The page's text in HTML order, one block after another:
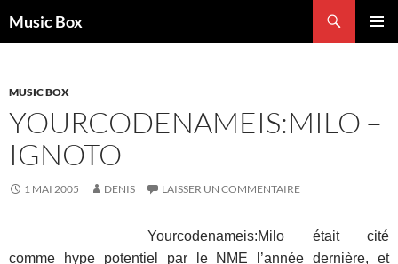
auMusic Box
MUSIC BOX
YOURCODENAMEIS:MILO –
IGNOTO
1 MAI 2005 DENIS LAISSER UN COMMENTAIRE
Yourcodenameis:Milo était cité
comme hype potentiel par le NME l’année dernière, et